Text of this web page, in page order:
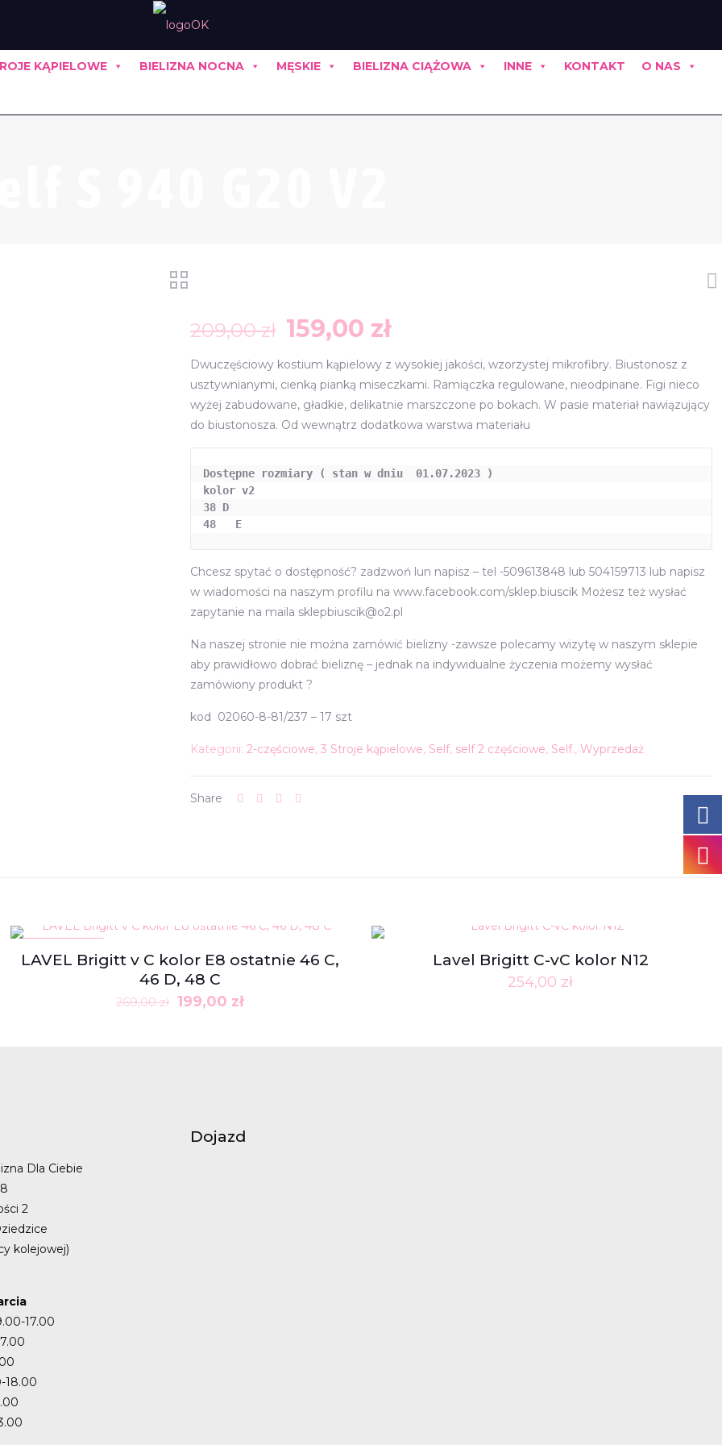
KĄPIELOWE BIELIZNA NOCNA MĘSKIE BIELIZNA CIĄŻOWA INNE KONTAKT O NAS
209,00zł Pierwotna
cena
wynosiła:
209,00 zł.
159,00 złAktualna
cena
wynosi:
159,00 zł.
Dwuczęściowy kostium kąpielowy z wysokiej jakości, wzorzystej mikrofibry. Biustonosz z
usztywnianymi, cienką pianką miseczkami. Ramiączka regulowane, nieodpinane. Figi nieco
wyżej zabudowane, gładkie, delikatnie marszczone po bokach. W pasie materiał nawiązujący
do biustonosza. Od wewnątrz dodatkowa warstwa materiału
Dostępne rozmiary ( stan w dniu  01.07.2023 )
kolor v2
38 D
48   E
Chcesz spytać o dostępność? zadzwoń lun napisz – tel -509613848 lub 504159713 lub napisz
w wiadomości na naszym profilu na www.facebook.com/sklep.biuscik Możesz też wysłać
zapytanie na maila sklepbiuscik@o2.pl
Na naszej stronie nie można zamówić bielizny -zawsze polecamy wizytę w naszym sklepie
aby prawidłowo dobrać bieliznę – jednak na indywidualne życzenia możemy wysłać
zamówiony produkt ?
kod 02060-8-81/237 – 17 szt
Kategorii: 2-częściowe, 3 Stroje kąpielowe, Self, self 2 częściowe, Self., Wyprzedaż
Share
LAVEL Brigitt v C kolor E8 ostatnie 46 C,
46 D, 48 C
269,00zł Pierwotna
199,00 złAktualna
Lavel Brigitt C-vC kolor N12
254,00 zł
Dla Ciebie
2
kolejowej)
17.00
18.00
Dojazd